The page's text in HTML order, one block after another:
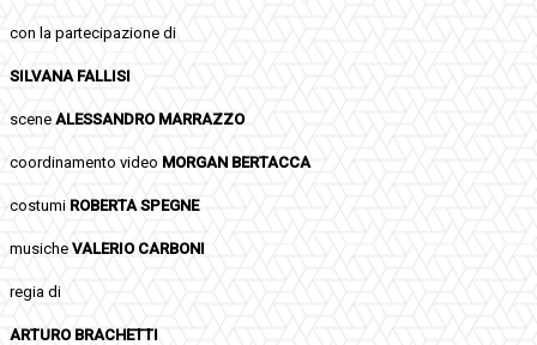
con la partecipazione di
SILVANA FALLISI
scene ALESSANDRO MARRAZZO
coordinamento video MORGAN BERTACCA
costumi ROBERTA SPEGNE
musiche VALERIO CARBONI
regia di
ARTURO BRACHETTI